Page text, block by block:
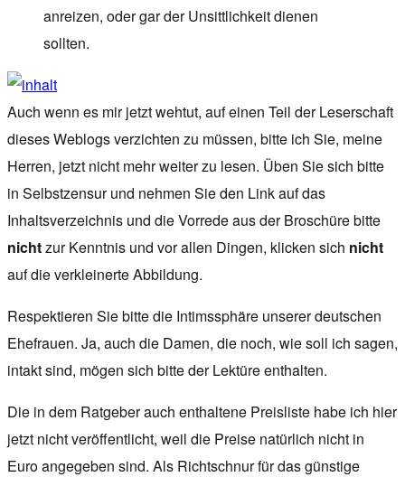
anreizen, oder gar der Unsittlichkeit dienen
sollten.
Auch wenn es mir jetzt wehtut, auf einen Teil der Leserschaft
dieses Weblogs verzichten zu müssen, bitte ich Sie, meine
Herren, jetzt nicht mehr weiter zu lesen. Üben Sie sich bitte
in Selbstzensur und nehmen Sie den Link auf das
Inhaltsverzeichnis und die Vorrede aus der Broschüre bitte
nichtzur Kenntnis und vor allen Dingen, klicken sich nicht
auf die verkleinerte Abbildung.
Respektieren Sie bitte die Intimssphäre unserer deutschen
Ehefrauen. Ja, auch die Damen, die noch, wie soll ich sagen,
intakt sind, mögen sich bitte der Lektüre enthalten.
Die in dem Ratgeber auch enthaltene Preisliste habe ich hier
jetzt nicht veröffentlicht, weil die Preise natürlich nicht in
Euro angegeben sind. Als Richtschnur für das günstige